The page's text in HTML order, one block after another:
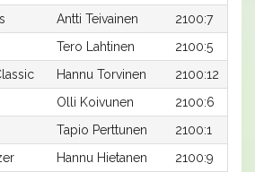
Antti Teivainen
2100:7
Tero Lahtinen
2100:5
Hannu Torvinen
2100:12
Olli Koivunen
2100:6
Tapio Perttunen
2100:1
Hannu Hietanen
2100:9